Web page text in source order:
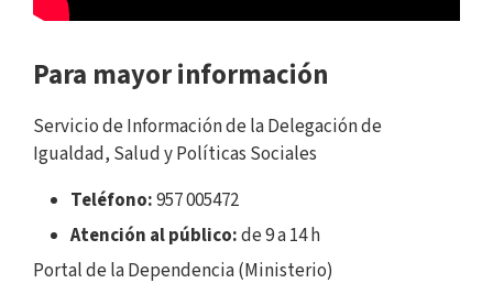
Para mayor información
Servicio de Información de la Delegación de
Igualdad, Salud y Políticas Sociales
Teléfono:957 005472
Atención al público:de 9 a 14 h
Portal de la Dependencia (Ministerio)